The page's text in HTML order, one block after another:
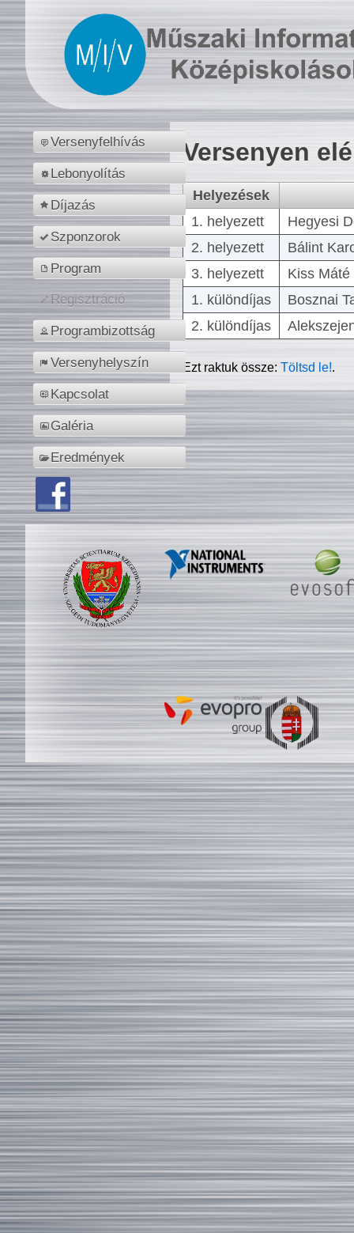
Versenyfelhívás
Lebonyolítás
Díjazás
Szponzorok
Program
Regisztráció
Programbizottság
Versenyhelyszín
Kapcsolat
Galéria
Eredmények
Versenyen
Helyezések
1. helyezett
Hegyesi
2. helyezett
Bálint
3. helyezett
Kiss
1. különdíjas
Bosznai
2. különdíjas
Ezt raktuk össze:Töltsd le!.